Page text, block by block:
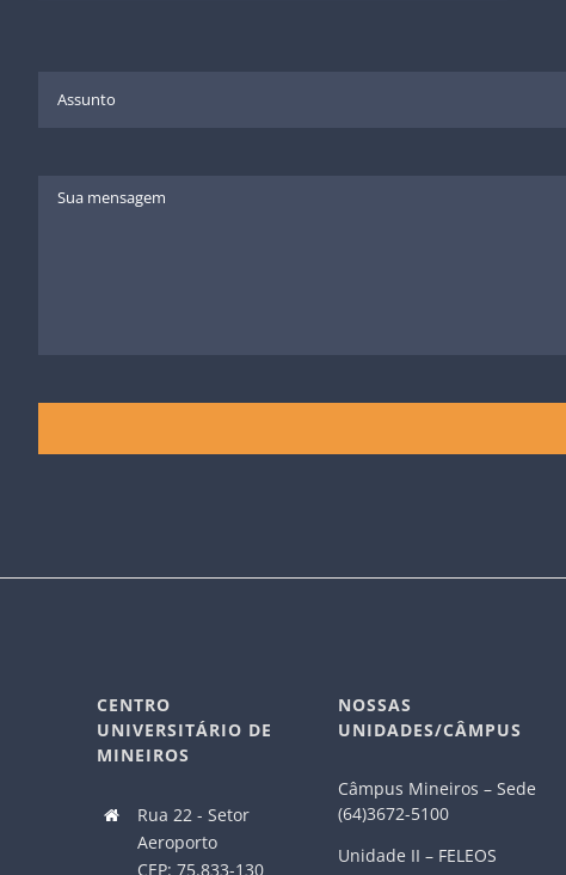
CENTRO
UNIVERSITÁRIO DE
MINEIROS
Rua 22 - Setor
Aeroporto
CEP: 75.833-130
NOSSAS
UNIDADES/CÂMPUS
Câmpus Mineiros – Sede
(64)3672-5100
Unidade II – FELEOS